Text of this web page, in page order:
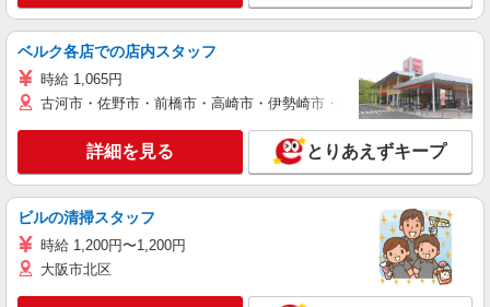
ベルク各店での店内スタッフ
時給 1,065円
古河市・佐野市・前橋市・高崎市・伊勢崎市・太田市・館林市・藤
詳細を見る とりあえずキープ
ビルの清掃スタッフ
時給 1,200円〜1,200円
大阪市北区